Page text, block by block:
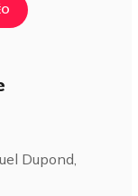
Dupond,